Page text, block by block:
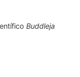
Buddleja